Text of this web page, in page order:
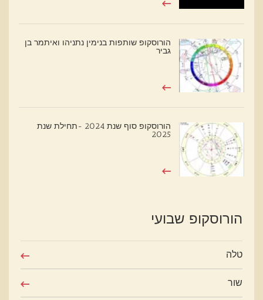
הורוסקופ שותפות בנימין נתניהו ואיתמר בן
גביר
הורוסקופ סוף שנת 2024 -תחילת שנת
2025
הורוסקופ שבועי
טלה
שור